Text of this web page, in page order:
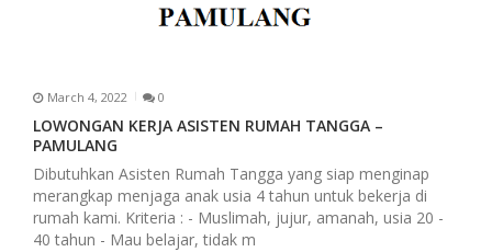
March 4, 2022 0
LOWONGAN KERJA ASISTEN RUMAH TANGGA –
PAMULANG
Dibutuhkan Asisten Rumah Tangga yang siap menginap
merangkap menjaga anak usia 4 tahun untuk bekerja di
rumah kami. Kriteria : - Muslimah, jujur, amanah, usia 20 -
40 tahun - Mau belajar, tidak m